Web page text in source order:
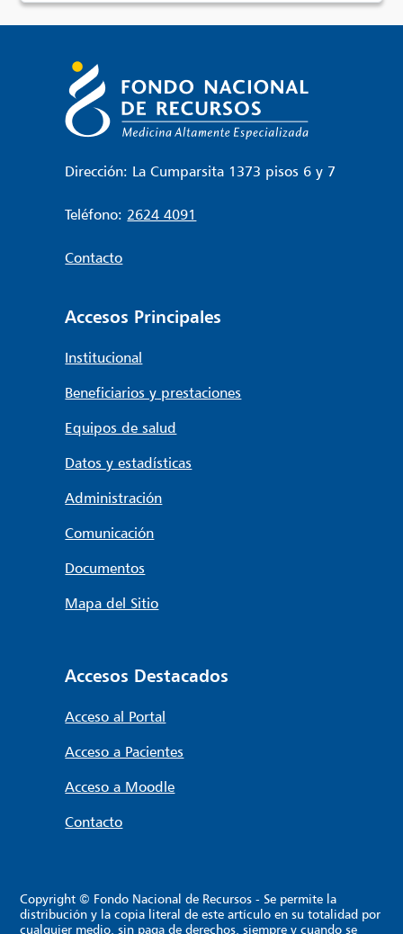
Dirección: La Cumparsita 1373 pisos 6 y 7
Teléfono: 2624 4091
Contacto
Accesos Principales
Institucional
Beneficiarios y prestaciones
Equipos de salud
Datos y estadísticas
Administración
Comunicación
Documentos
Mapa del Sitio
Accesos Destacados
Acceso al Portal
Acceso a Pacientes
Acceso a Moodle
Contacto
Copyright © Fondo Nacional de Recursos - Se permite la
distribución y la copia literal de este artículo en su totalidad por
cualquier medio, sin paga de derechos, siempre y cuando se